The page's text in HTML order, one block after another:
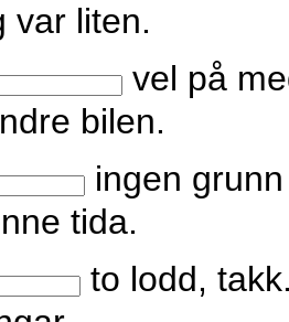
var liten.
vel på
bilen.
ingen
tida.
to lodd,